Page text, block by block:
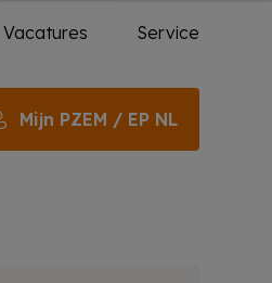
Vacatures Service
Mijn PZEM / EP NL